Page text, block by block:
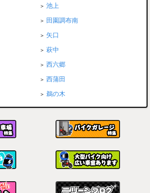
池上
田園調布南
矢口
萩中
西六郷
西蒲田
鵜の木